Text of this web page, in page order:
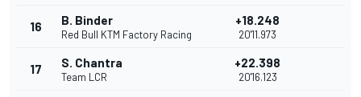
16 B. Binder
Red Bull KTM Factory Racing
+18.248
20'11.973
17 S. Chantra
Team LCR
+22.398
20'16.123